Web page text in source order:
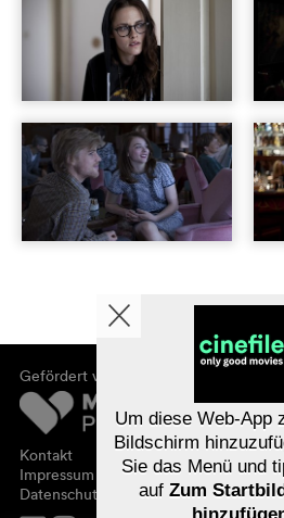
Gefördert von
Kontakt
Impressum
Datenschutz
Um diese Web-App
Bildschirm
Sie das Menü und
auf Zum